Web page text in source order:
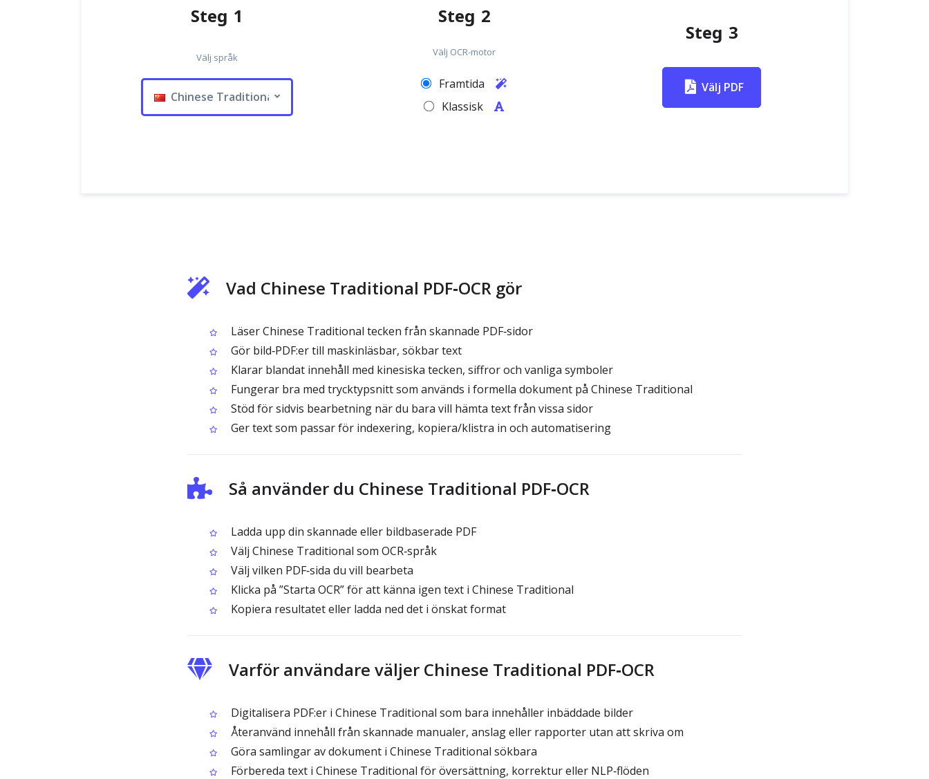
Steg 1
Välj språk
Chinese Traditional
Steg 2
Välj OCR-motor
Framtida
Klassisk
Steg 3
Välj PDF
Vad Chinese Traditional PDF‑OCR gör
Läser Chinese Traditional tecken från skannade PDF‑sidor
Gör bild‑PDF:er till maskinläsbar, sökbar text
Klarar blandat innehåll med kinesiska tecken, siffror och vanliga symboler
Fungerar bra med trycktypsnitt som används i formella dokument på Chinese Traditional
Stöd för sidvis bearbetning när du bara vill hämta text från vissa sidor
Ger text som passar för indexering, kopiera/klistra in och automatisering
Så använder du Chinese Traditional PDF‑OCR
Ladda upp din skannade eller bildbaserade PDF
Välj Chinese Traditional som OCR‑språk
Välj vilken PDF‑sida du vill bearbeta
Klicka på ”Starta OCR” för att känna igen text i Chinese Traditional
Kopiera resultatet eller ladda ned det i önskat format
Varför användare väljer Chinese Traditional PDF‑OCR
Digitalisera PDF:er i Chinese Traditional som bara innehåller inbäddade bilder
Återanvänd innehåll från skannade manualer, anslag eller rapporter utan att skriva om
Göra samlingar av dokument i Chinese Traditional sökbara
Förbereda text i Chinese Traditional för översättning, korrektur eller NLP‑flöden